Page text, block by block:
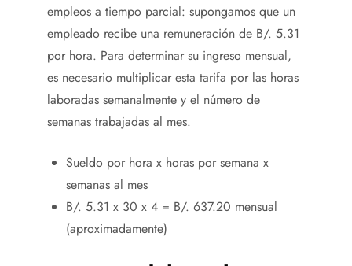
empleos a tiempo parcial: supongamos que un
empleado recibe una remuneración de B/. 5.31
por hora. Para determinar su ingreso mensual,
es necesario multiplicar esta tarifa por las horas
laboradas semanalmente y el número de
semanas trabajadas al mes.
Sueldo por hora x horas por semana x
semanas al mes
B/. 5.31 x 30 x 4 = B/. 637.20 mensual
(aproximadamente)